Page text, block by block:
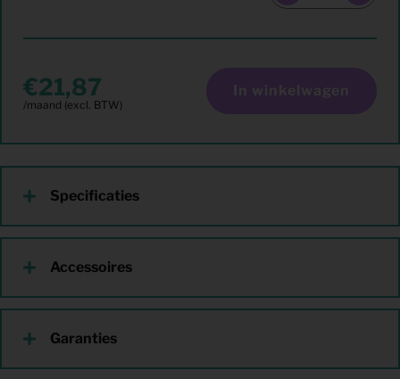
21,87 In winkelwagen
Specificaties
Accessoires
Garanties